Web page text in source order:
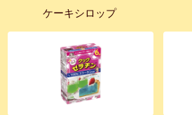
ケーキシロップ